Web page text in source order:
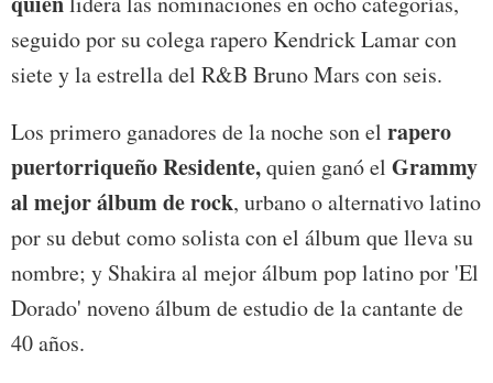
seguido por su colega rapero Kendrick Lamar con
siete y la estrella del R&B Bruno Mars con seis.
Los primero ganadores de la noche son el rapero
puertorriqueño Residente,quien ganó el Grammy
al mejor álbum de rock, urbano o alternativo latino
por su debut como solista con el álbum que lleva su
nombre; y Shakira al mejor álbum pop latino por 'El
Dorado' noveno álbum de estudio de la cantante de
40 años.